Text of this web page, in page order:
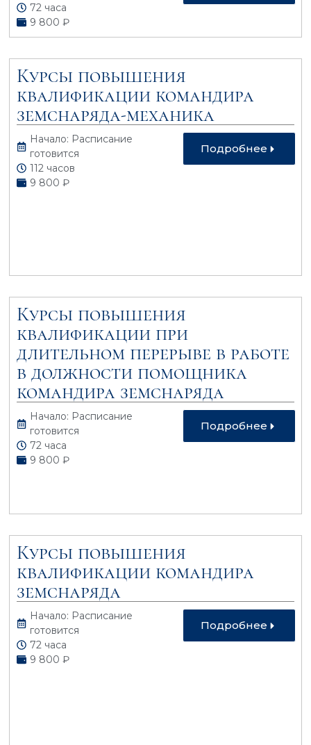
72 часа
9 800 ₽
Курсы повышения
квалификации командира
земснаряда-механика
Начало: Расписание
готовится
112 часов
9 800 ₽
Подробнее
Курсы повышения
квалификации при
длительном перерыве в работе
в должности помощника
командира земснаряда
Начало: Расписание
готовится
72 часа
9 800 ₽
Подробнее
Курсы повышения
квалификации командира
земснаряда
Начало: Расписание
готовится
72 часа
9 800 ₽
Подробнее